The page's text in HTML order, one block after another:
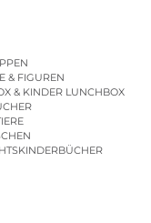
& FIGUREN
& KINDER LUNCHBOX